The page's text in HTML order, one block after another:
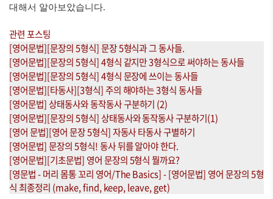
대해서 알아보았습니다.
관련 포스팅
[영어문법][문장의 5형식] 문장 5형식과 그 동사들.
[영어문법][문장의 5형식] 4형식 같지만 3형식으로 써야하는 동사들
[영어문법][문장의 5형식] 4형식 문장에 쓰이는 동사들
[영어문법][타동사][3형식] 주의 해야하는 3형식 동사들
[영어문법] 상태동사와 동작동사 구분하기 (2)
[영어문법][문장의 5형식] 상태동사와 동작동사 구분하기(1)
[영어 문법][영어 문장 5형식] 자동사 타동사 구별하기
[영어문법] 문장의 5형식! 동사 뒤를 알아야 한다.
[영어문법][기초문법] 영어 문장의 5형식 뭘까요?
[영문법 - 머리 몸통 꼬리 영어/The Basics] - [영어문법] 영어 문장의 5형
식 최종정리 (make, find, keep, leave, get)